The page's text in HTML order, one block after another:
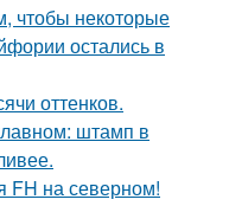
чтобы некоторые
остались в
оттенков.
штамп в
FH на северном!